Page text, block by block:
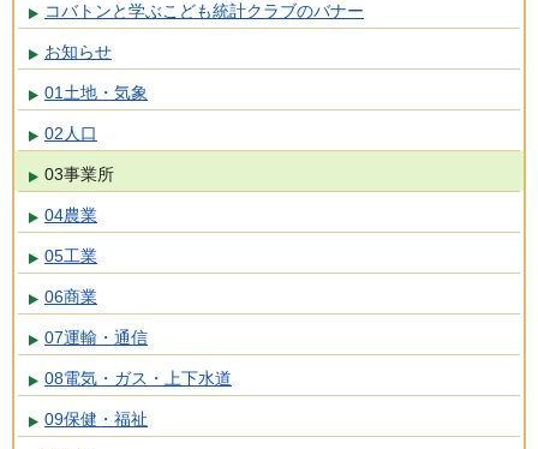
コバトンと学ぶこども統計クラブのバナー
お知らせ
01土地・気象
02人口
03事業所
04農業
05工業
06商業
07運輸・通信
08電気・ガス・上下水道
09保健・福祉